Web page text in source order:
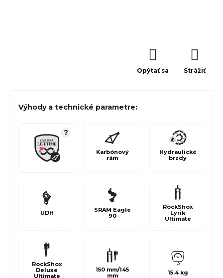
Opýtať sa Strážiť
Výhody a technické parametre:
?
Karbónový
rám
Hydraulické
brzdy
UDH
SRAM Eagle
90
RockShox
Lyrik
Ultimate
RockShox
Deluxe
Ultimate
150 mm/145
mm
15.4 kg